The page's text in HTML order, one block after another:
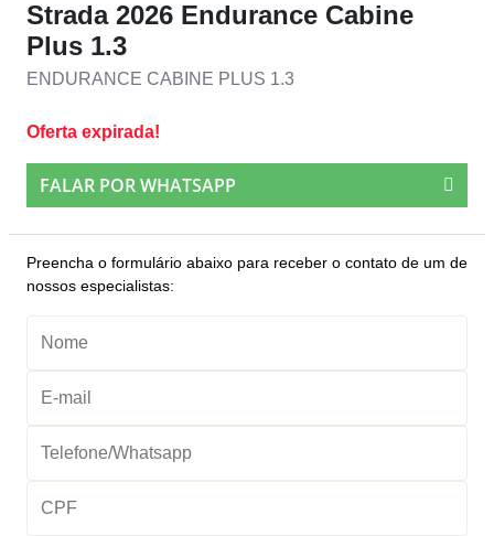
Strada 2026 Endurance Cabine
Plus 1.3
ENDURANCE CABINE PLUS 1.3
Oferta expirada!
FALAR POR WHATSAPP
Preencha o formulário abaixo para receber o contato de um de
nossos especialistas: